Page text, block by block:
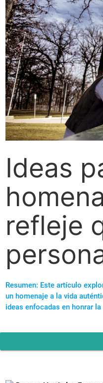
Ideas
refleje
Resumen: Este artículo
un homenaje a la vida
ideas enfocadas en honrar